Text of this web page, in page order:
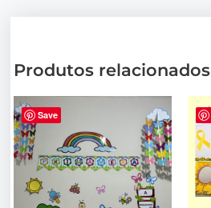
Produtos relacionados
Save